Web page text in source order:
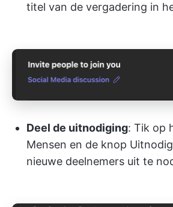
titel van de vergadering in
Deel de uitnodiging: Tik op
Mensen en de knop
nieuwe deelnemers uit te